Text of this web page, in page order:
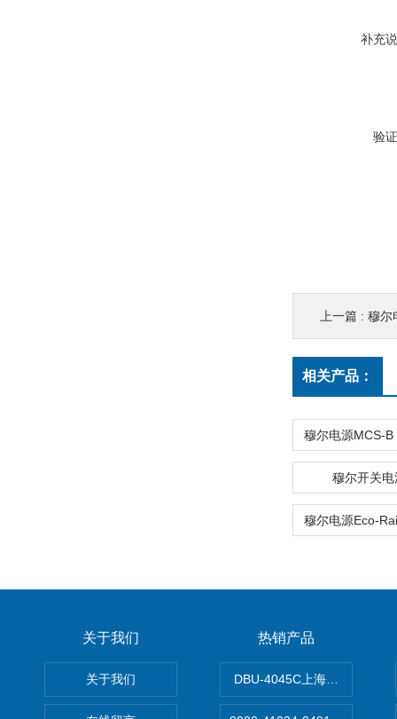
补充
验
上一篇 : 穆尔
相关产品：
穆尔开关
关于我们
关于我们
热销产品
DBU-4045C上海鹰峰制动单